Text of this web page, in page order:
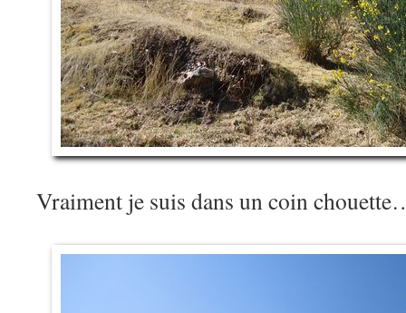
Vraiment je suis dans un coin